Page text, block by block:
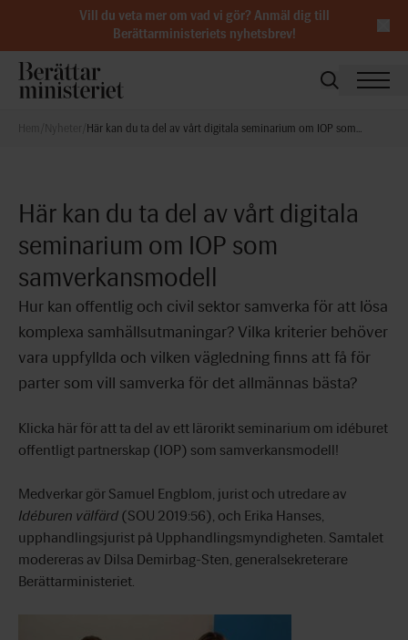
Vill du veta mer om vad vi gör? Anmäl dig till
Berättarministeriets nyhetsbrev!
Här kan du ta del av vårt digitala seminarium om IOP som
Här kan du ta del av vårt digitala
seminarium om IOP som
samverkansmodell
Hur kan offentlig och civil sektor samverka för att lösa
komplexa samhällsutmaningar? Vilka kriterier behöver
vara uppfyllda och vilken vägledning finns att få för
parter som vill samverka för det allmännas bästa?
Klicka härför att ta del av ett lärorikt seminarium om idéburet
offentligt partnerskap (IOP) som samverkansmodell!
Medverkar gör Samuel Engblom, jurist och utredare av
Idéburen välfärd (SOU 2019:56), och Erika Hanses,
upphandlingsjurist på Upphandlingsmyndigheten. Samtalet
modereras av Dilsa Demirbag-Sten, generalsekreterare
Berättarministeriet.